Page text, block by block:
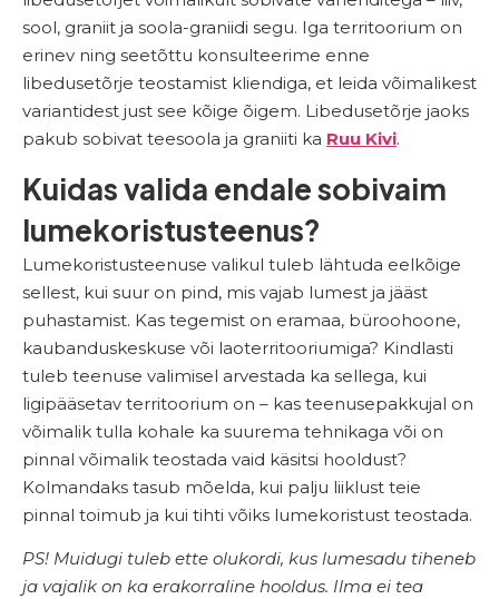
sool, graniit ja soola-graniidi segu. Iga territoorium on
erinev ning seetõttu konsulteerime enne
libedusetõrje teostamist kliendiga, et leida võimalikest
variantidest just see kõige õigem. Libedusetõrje jaoks
pakub sobivat teesoola ja graniiti ka Ruu Kivi.
Kuidas valida endale sobivaim
lumekoristusteenus?
Lumekoristusteenuse valikul tuleb lähtuda eelkõige
sellest, kui suur on pind, mis vajab lumest ja jääst
puhastamist. Kas tegemist on eramaa, büroohoone,
kaubanduskeskuse või laoterritooriumiga? Kindlasti
tuleb teenuse valimisel arvestada ka sellega, kui
ligipääsetav territoorium on – kas teenusepakkujal on
võimalik tulla kohale ka suurema tehnikaga või on
pinnal võimalik teostada vaid käsitsi hooldust?
Kolmandaks tasub mõelda, kui palju liiklust teie
pinnal toimub ja kui tihti võiks lumekoristust teostada.
PS! Muidugi tuleb ette olukordi, kus lumesadu tiheneb
ja vajalik on ka erakorraline hooldus. Ilma ei tea